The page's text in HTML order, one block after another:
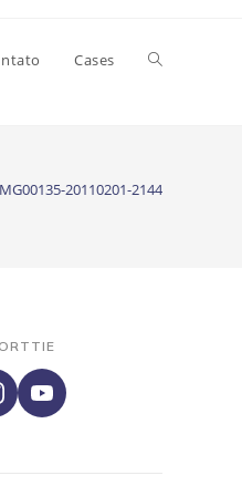
Cases Alternar
20110201-2144